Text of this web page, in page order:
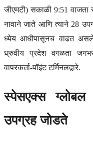
जीएमटी) सकाळी 9:51
नावाने जाते आणि त्याने 28
ध्येय आधीपासूनच वाढत
ध्रुवीय प्रदेश वगळता
वापरकर्ता-पॉइंट टर्मिनलद्वारे.
स्पेसएक्स ग्लोबल
उपग्रह जोडते